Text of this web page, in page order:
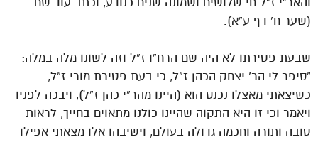
(שער ח’ דף ע”א).
שבעת פטירתו לא היה שם הרח”ו ז”ל וזה לשונו מלה במלה:
“סיפר לי הר’ יצחק הכהן ז”ל, כי בעת פטירת מורי ז”ל,
כשיצאתי מאצלו נכנס הוא (היינו מהר”י כהן ז”ל), ויבכה לפניו
ויאמר וכי זו היא התקוה שהיינו כולנו מתאוים בחייך, לראות
טובה ותורה וחכמה גדולה בעולם, וישיבהו אלו מצאתי אפילו